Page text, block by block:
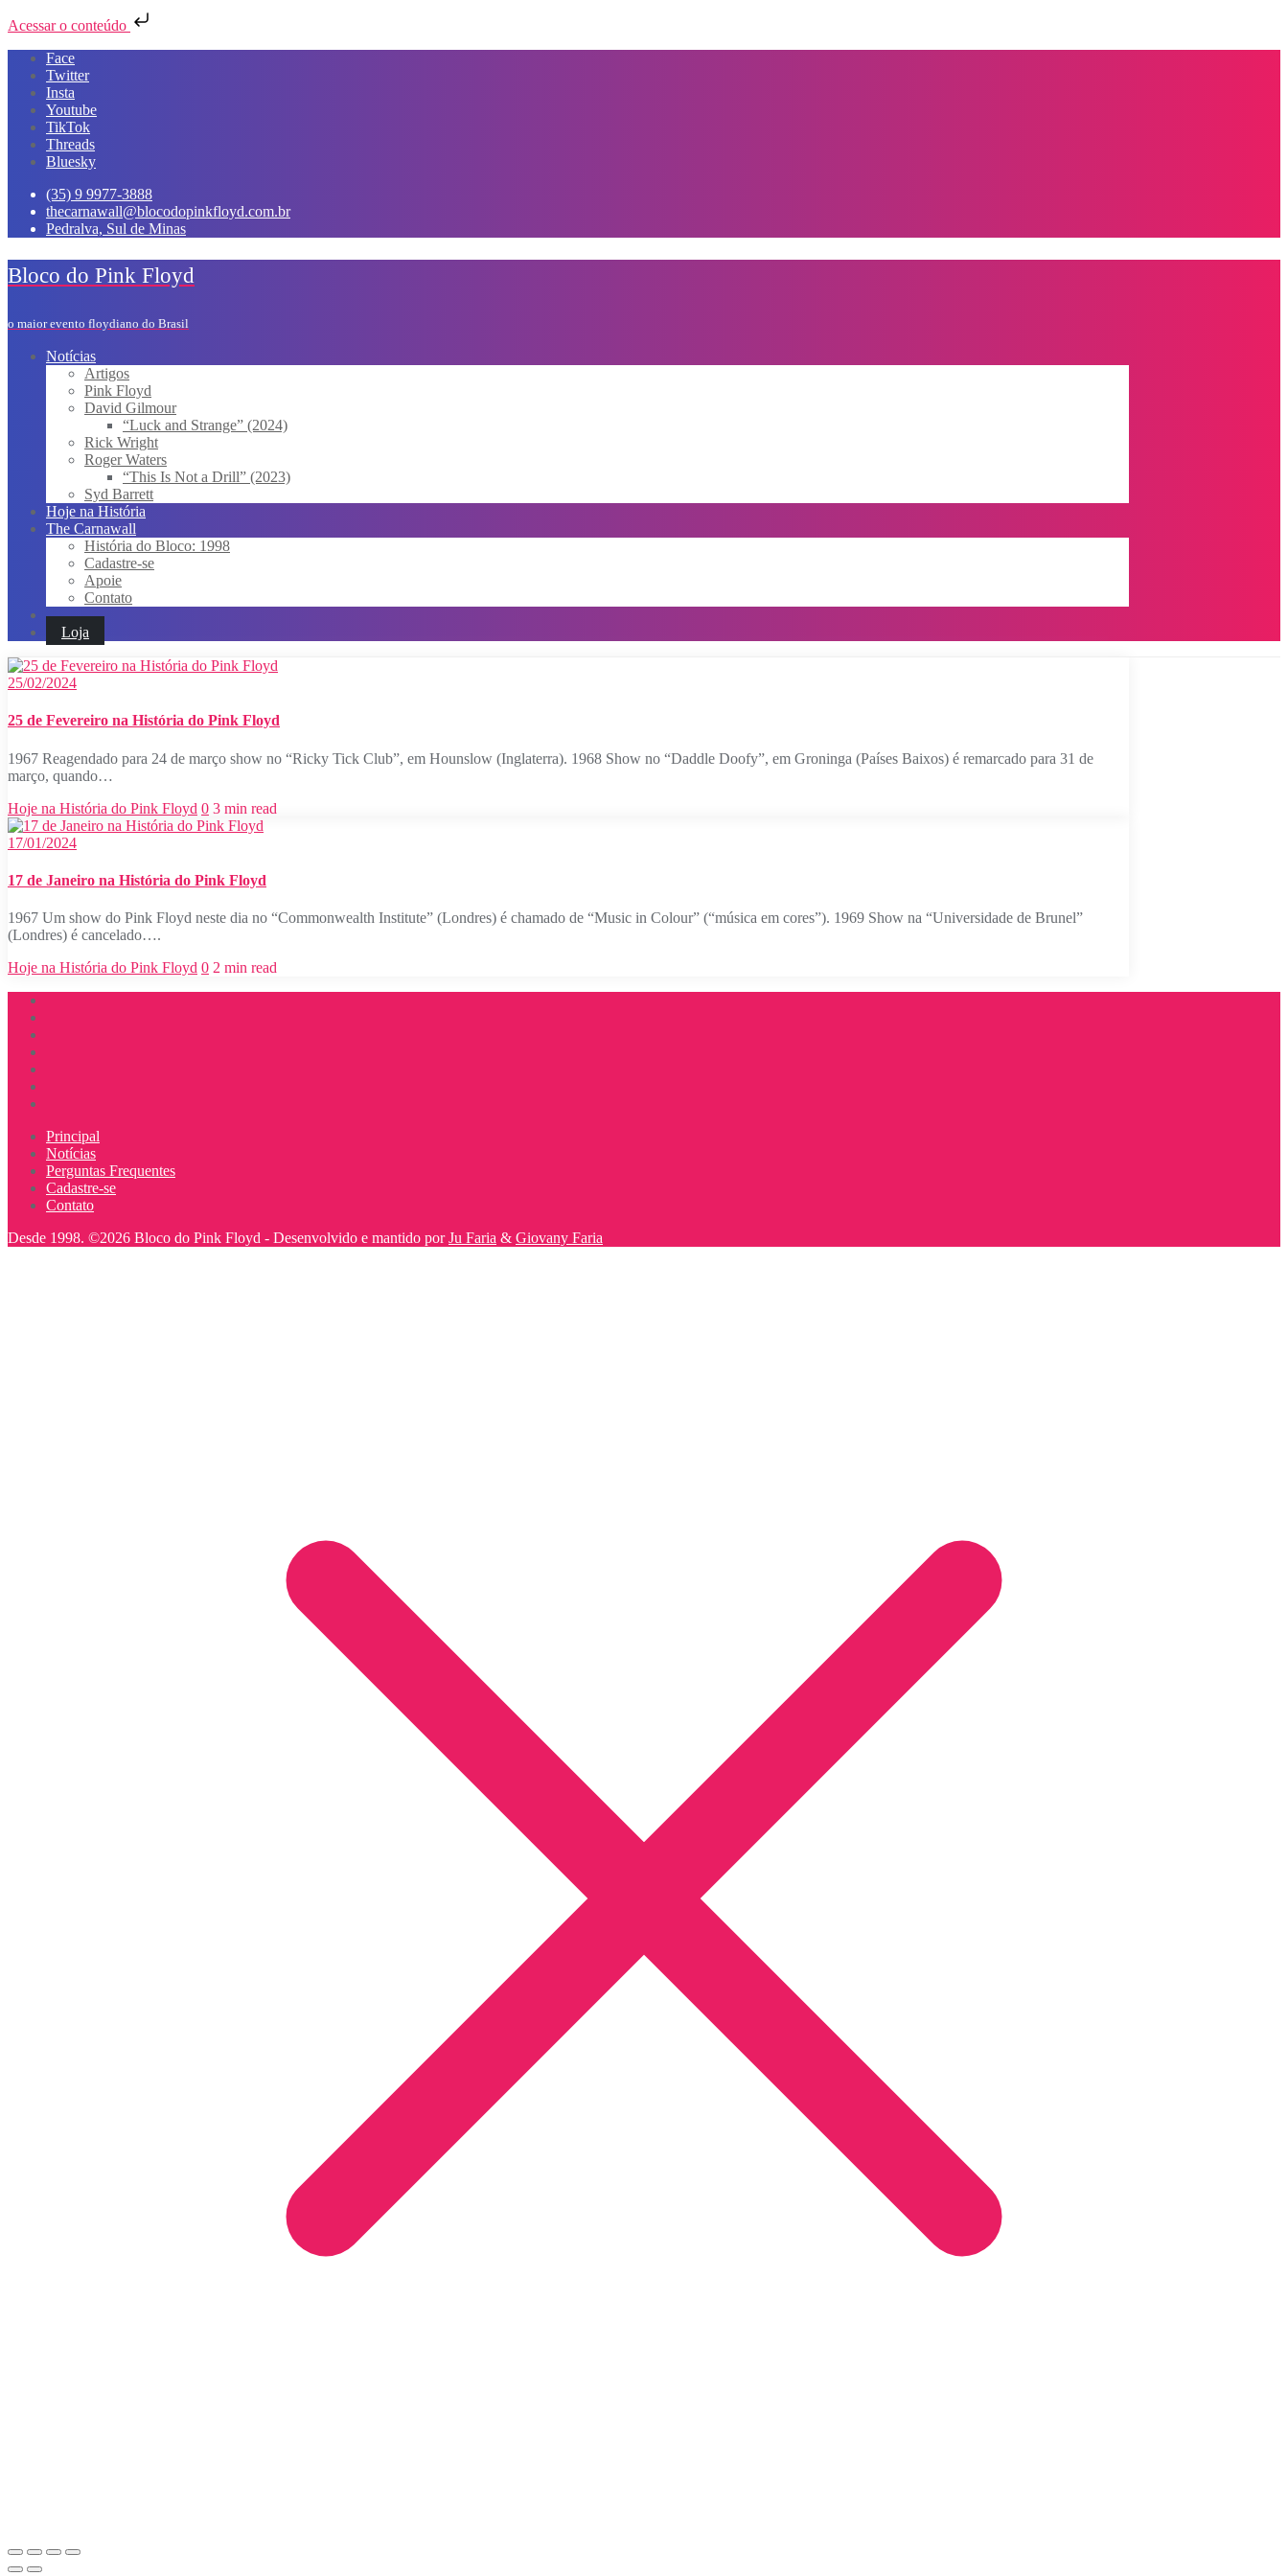
Acessar o conteúdo
Skip
content
Face
Twitter
Insta
Youtube
TikTok
Threads
Bluesky
(35) 9 9977-3888
thecarnawall@blocodopinkfloyd.com.br
Pedralva, Sul de Minas
Bloco do Pink Floyd
o maior evento floydiano do Brasil
Notícias
Artigos
Pink Floyd
David Gilmour
“Luck and Strange” (2024)
Rick Wright
Roger Waters
“This Is Not a Drill” (2023)
Syd Barrett
Hoje na História
The Carnawall
História do Bloco: 1998
Cadastre-se
Apoie
Contato
Loja
25/02/2024
25 de Fevereiro na História do Pink Floyd
1967 Reagendado para 24 de março show no “Ricky Tick Club”, em Hounslow (Inglaterra). 1968 Show no “Daddle Doofy”, em Groninga (Países Baixos) é remarcado para 31 de
março, quando…
Hoje na História do Pink Floyd 0 3 min read
17/01/2024
17 de Janeiro na História do Pink Floyd
1967 Um show do Pink Floyd neste dia no “Commonwealth Institute” (Londres) é chamado de “Music in Colour” (“música em cores”). 1969 Show na “Universidade de Brunel”
(Londres) é cancelado….
Hoje na História do Pink Floyd 0 2 min read
Principal
Notícias
Perguntas Frequentes
Cadastre-se
Contato
Desde 1998. ©2026 Bloco do Pink Floyd - Desenvolvido e mantido porJu Faria & Giovany Faria